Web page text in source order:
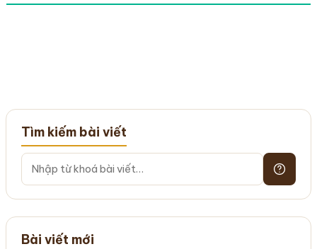
Tìm kiếm bài viết
Bài viết mới